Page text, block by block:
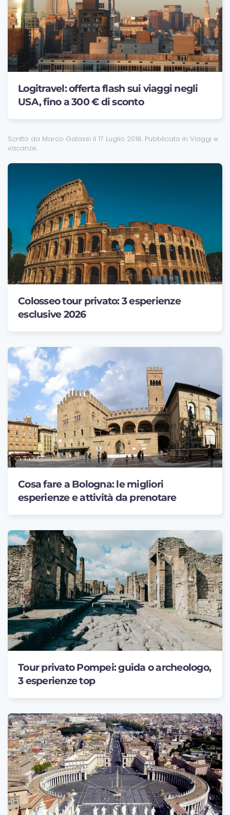
Logitravel: offerta flash sui viaggi negli
USA, fino a 300 € di sconto
Scritto da Marco Galassi il 17 Luglio 2018. Pubblicato in Viaggi e
vacanze.
Colosseo tour privato: 3 esperienze
esclusive 2026
Cosa fare a Bologna: le migliori
esperienze e attività da prenotare
Tour privato Pompei: guida o archeologo,
3 esperienze top